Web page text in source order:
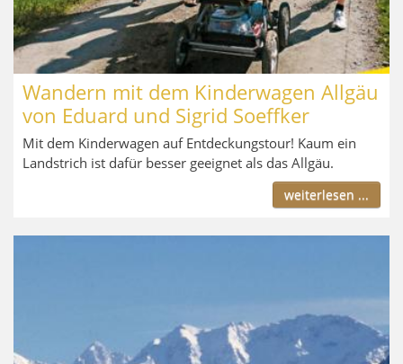
Wandern mit dem Kinderwagen Allgäu
von Eduard und Sigrid Soeffker
Mit dem Kinderwagen auf Entdeckungstour! Kaum ein
Landstrich ist dafür besser geeignet als das Allgäu.
weiterlesen ...